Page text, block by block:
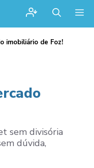
imobiliário de Foz!
sem divisória
dúvida,